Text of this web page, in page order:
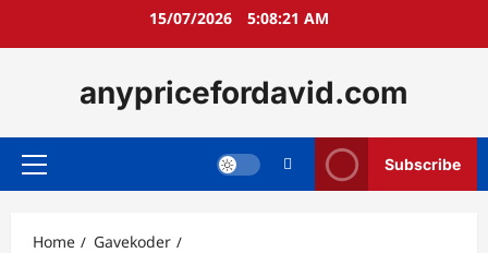
15/07/2026 5:08:22 AM
anypricefordavid.com
Primary
Subscribe
Home
Gavekoder